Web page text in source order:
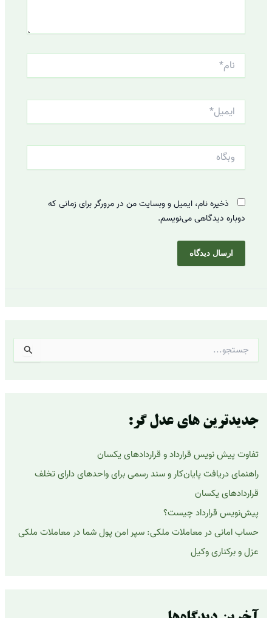
نام*
ایمیل*
وبگاه
ذخیره نام، ایمیل و وبسایت من در مرورگر برای زمانی که
دوباره دیدگاهی می‌نویسم.
س
ر
:
جدیدترین های عدل گر:
تفاوت پیش نویس قرارداد و قراردادهای یکسان
راهنمای دریافت پایان‌کار و سند رسمی برای واحدهای دارای تخلف
قراردادهای یکسان
پیش‌نویس قرارداد چیست؟
حساب امانی در معاملات ملکی: سپر امن پول شما در معاملات ملکی
عزل و برکناری وکیل